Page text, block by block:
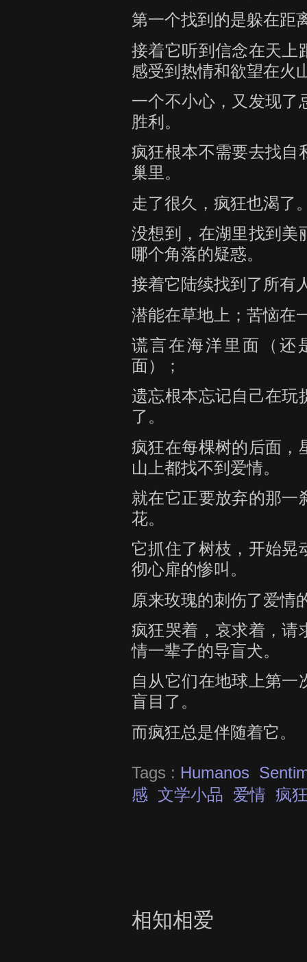
第一个找到的是躲在距
接着它听到信念在天上
感受到热情和欲望在火
一个不小心，又发现了
胜利。
疯狂根本不需要去找自
巢里。
走了很久，疯狂也渴了
没想到，在湖里找到美
哪个角落的疑惑。
接着它陆续找到了所有
潜能在草地上；苦恼在
谎言在海洋里面（还
面）；
遗忘根本忘记自己在玩
了。
疯狂在每棵树的后面，
山上都找不到爱情。
就在它正要放弃的那一
花。
它抓住了树枝，开始晃
彻心扉的惨叫。
原来玫瑰的刺伤了爱情
疯狂哭着，哀求着，请
情一辈子的导盲犬。
自从它们在地球上第一
盲目了。
而疯狂总是伴随着它。
Tags : Humanos
感 文学小品 爱情 疯
相知相爱